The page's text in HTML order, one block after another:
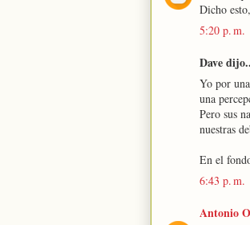
Dicho
5:20 p. m.
Dave
Yo por
una
Pero sus
nuestras
En el
6:43 p. m.
Antonio